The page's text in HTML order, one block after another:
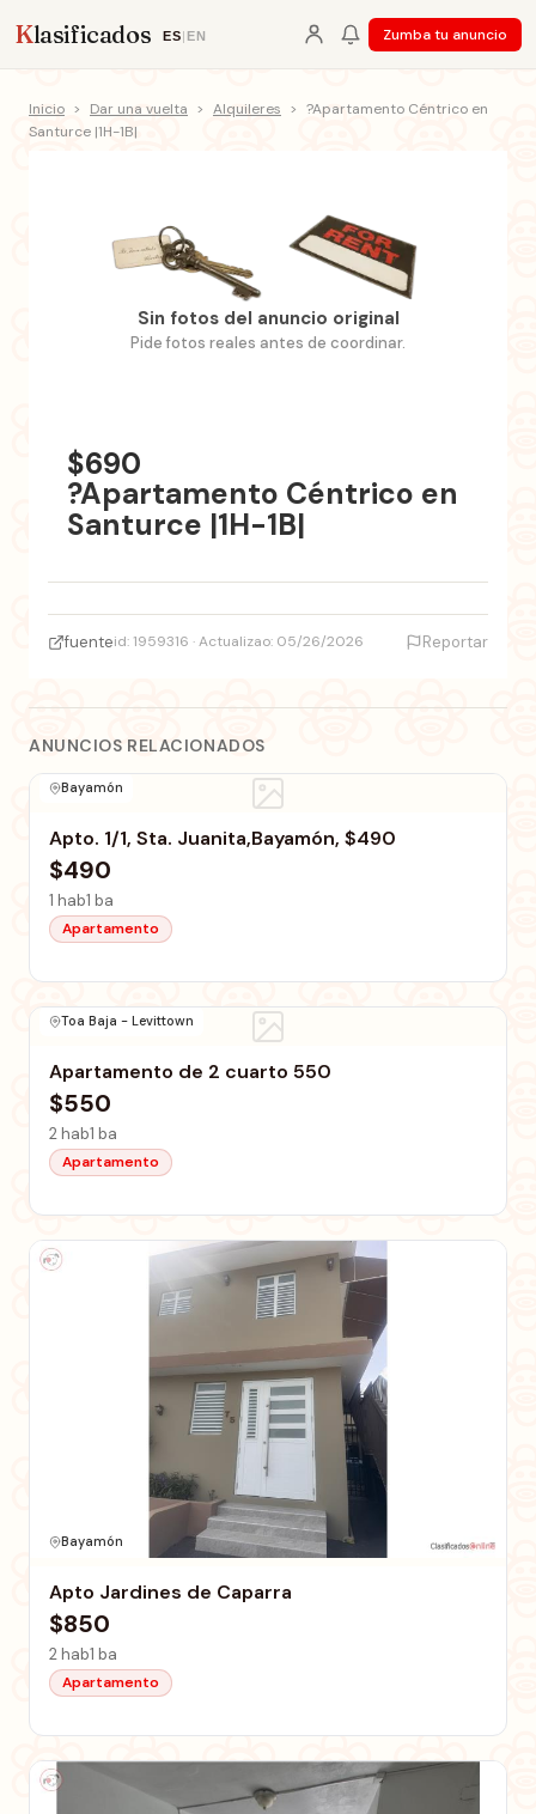
Klasificados ES| EN Zumba tu anuncio
Inicio > Dar una vuelta > Alquileres > ?Apartamento Céntrico en
Santurce |1H-1B|
Sin fotos del anuncio original
Pide fotos reales antes de coordinar.
$690
?Apartamento Céntrico en
Santurce |1H-1B|
fuenteid: 1959316 · Actualizao: 05/26/2026 Reportar
ANUNCIOS RELACIONADOS
Bayamón
Apto. 1/1, Sta. Juanita,Bayamón, $490
$490
1 hab1 ba
Apartamento
Toa Baja - Levittown
Apartamento de 2 cuarto 550
$550
2 hab1 ba
Apartamento
Bayamón
Apto Jardines de Caparra
$850
2 hab1 ba
Apartamento